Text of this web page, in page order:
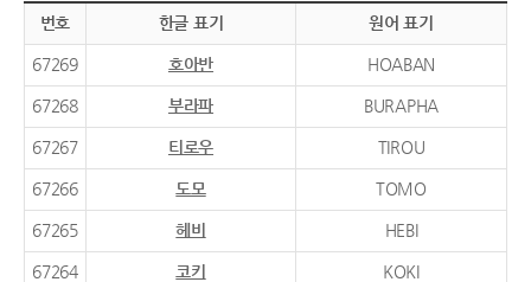
번호 한글 표기 원어 표기
67269 호아반 HOABAN
67268 부라파 BURAPHA
67267 티로우 TIROU
67266 도모 TOMO
67265 헤비 HEBI
67264 코키 KOKI